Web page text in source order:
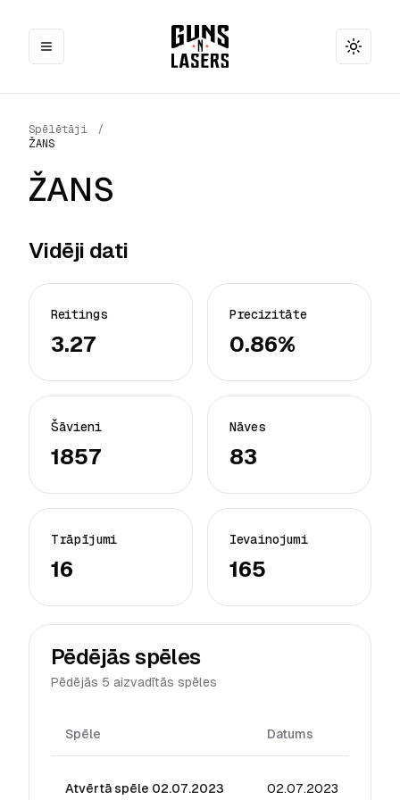
Toggle
Spēlētāji
/
ŽANS
ŽANS
Vidēji dati
Reitings
3.27
Precizitāte
0.86%
Šāvieni
1857
Nāves
83
Trāpījumi
16
Ievainojumi
165
Pēdējās spēles
Pēdējās 5 aizvadītās spēles
Spēle Datums
Atvērtā spēle 02.07.2023 02.07.2023